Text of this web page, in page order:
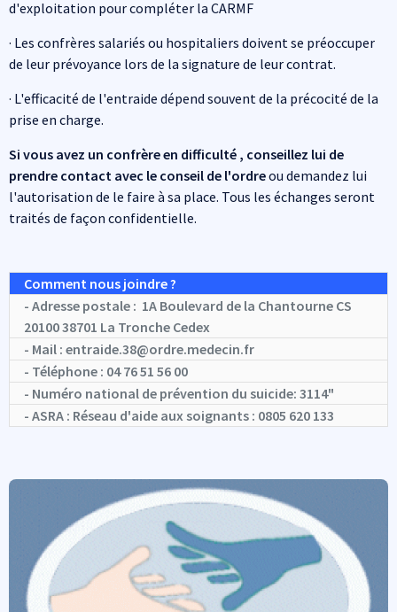
d'exploitation pour compléter la CARMF
· Les confrères salariés ou hospitaliers doivent se préoccuper
de leur prévoyance lors de la signature de leur contrat.
· L'efficacité de l'entraide dépend souvent de la précocité de la
prise en charge.
Si vous avez un confrère en difficulté , conseillez lui de
prendre contact avec le conseil de l'ordreou demandez lui
l'autorisation de le faire à sa place. Tous les échanges seront
traités de façon confidentielle.
Comment nous joindre ?
- Adresse postale : 1A Boulevard de la Chantourne CS
20100 38701 La Tronche Cedex
- Mail : entraide.38@ordre.medecin.fr
- Téléphone : 04 76 51 56 00
- Numéro national de prévention du suicide: 3114"
- ASRA : Réseau d'aide aux soignants : 0805 620 133